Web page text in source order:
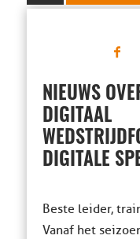
NIEUWS
DIGITAAL
DIGITALE
Beste leider,
Vanaf het